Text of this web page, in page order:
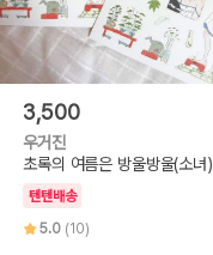
3,500
우거진
초록의 여름은 방울방울(소녀)
텐텐배송
5.0 (10)